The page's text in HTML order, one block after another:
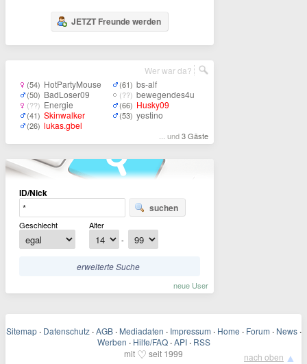
JETZT Freunde werden
(54) HotPartyMouse
(50) BadLoser09
(??) Energie
(41) Skinwalker
(26) lukas.gbel
(61) bs-alf
(??) bewegendes4u
(66) Husky09
(53) yestino
... und3 Gäste
Wer war da?
ID/Nick
suchen
Geschlecht
Alter
-
erweiterte Suche
neue User
Sitemap · Datenschutz · AGB · Mediadaten · Impressum · Home · Forum · News ·
Werben · Hilfe/FAQ · API · RSS
mit ♡ seit 1999 nach oben ▲